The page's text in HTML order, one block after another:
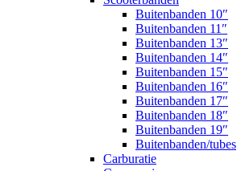
Buitenbanden 10″
Buitenbanden 11″
Buitenbanden 13″
Buitenbanden 14″
Buitenbanden 15″
Buitenbanden 16″
Buitenbanden 17″
Buitenbanden 18″
Buitenbanden 19″
Buitenbanden/tubes
Carburatie